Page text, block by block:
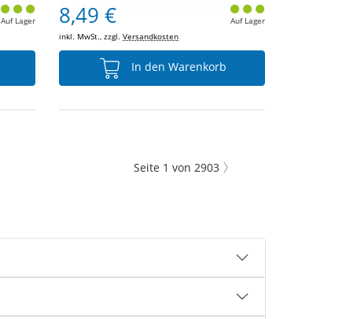
Auf Lager 8,49 €
inkl. MwSt., zzgl.Versandkosten
Auf Lager
In den Warenkorb
Seite 1 von 2903